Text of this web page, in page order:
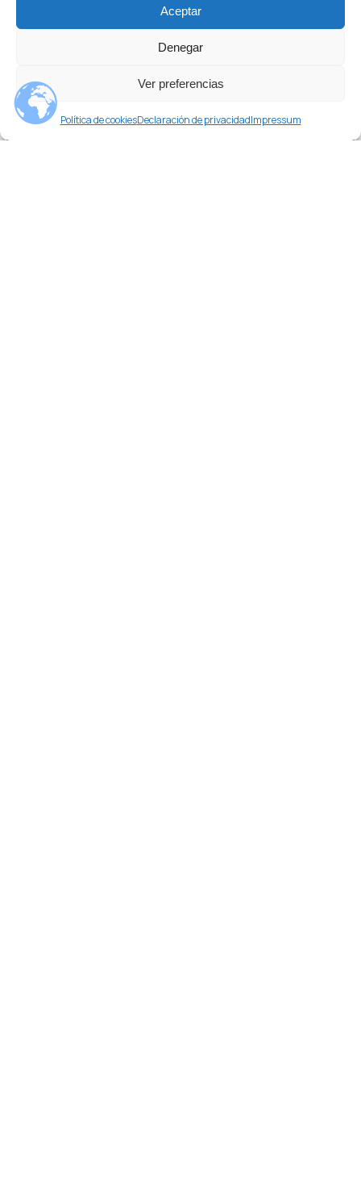
Aceptar
Denegar
Ver preferencias
Política de cookiesDeclaración de privacidadImpressum
¿Necesitas ayuda?